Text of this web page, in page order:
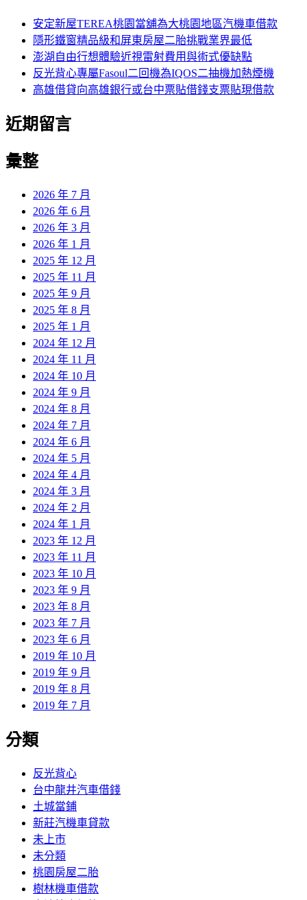
安定新屋TEREA桃園當舖為大桃園地區汽機車借款
隱形鐵窗精品級和屏東房屋二胎挑戰業界最低
澎湖自由行想體驗近視雷射費用與術式優缺點
反光背心專屬Fasoul二回機為IQOS二抽機加熱煙機
高雄借貸向高雄銀行或台中票貼借錢支票貼現借款
近期留言
彙整
2026 年 7 月
2026 年 6 月
2026 年 3 月
2026 年 1 月
2025 年 12 月
2025 年 11 月
2025 年 9 月
2025 年 8 月
2025 年 1 月
2024 年 12 月
2024 年 11 月
2024 年 10 月
2024 年 9 月
2024 年 8 月
2024 年 7 月
2024 年 6 月
2024 年 5 月
2024 年 4 月
2024 年 3 月
2024 年 2 月
2024 年 1 月
2023 年 12 月
2023 年 11 月
2023 年 10 月
2023 年 9 月
2023 年 8 月
2023 年 7 月
2023 年 6 月
2019 年 10 月
2019 年 9 月
2019 年 8 月
2019 年 7 月
分類
反光背心
台中龍井汽車借錢
土城當鋪
新莊汽機車貸款
未上市
未分類
桃園房屋二胎
樹林機車借款